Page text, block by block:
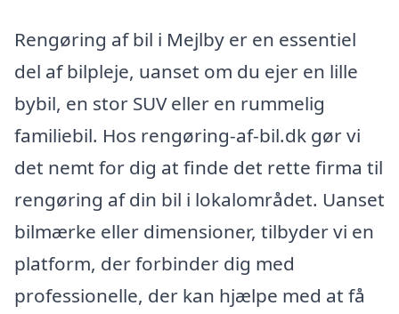
Rengøring af bil i Mejlby er en essentiel
del af bilpleje, uanset om du ejer en lille
bybil, en stor SUV eller en rummelig
familiebil. Hos rengøring-af-bil.dk gør vi
det nemt for dig at finde det rette firma til
rengøring af din bil i lokalområdet. Uanset
bilmærke eller dimensioner, tilbyder vi en
platform, der forbinder dig med
professionelle, der kan hjælpe med at få